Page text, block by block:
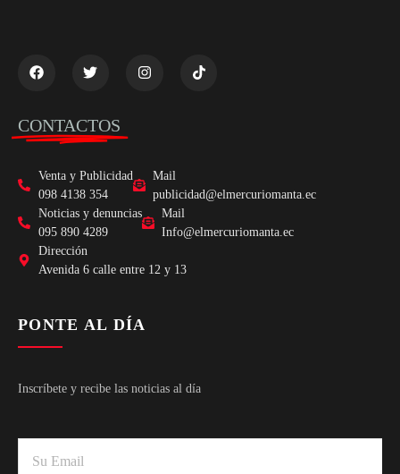
CONTACTOS
Venta y Publicidad
098 4138 354
Mail
publicidad@elmercuriomanta.ec
Noticias y denuncias
095 890 4289
Mail
Info@elmercuriomanta.ec
Dirección
Avenida 6 calle entre 12 y 13
PONTE AL DÍA
Inscríbete y recibe las noticias al día